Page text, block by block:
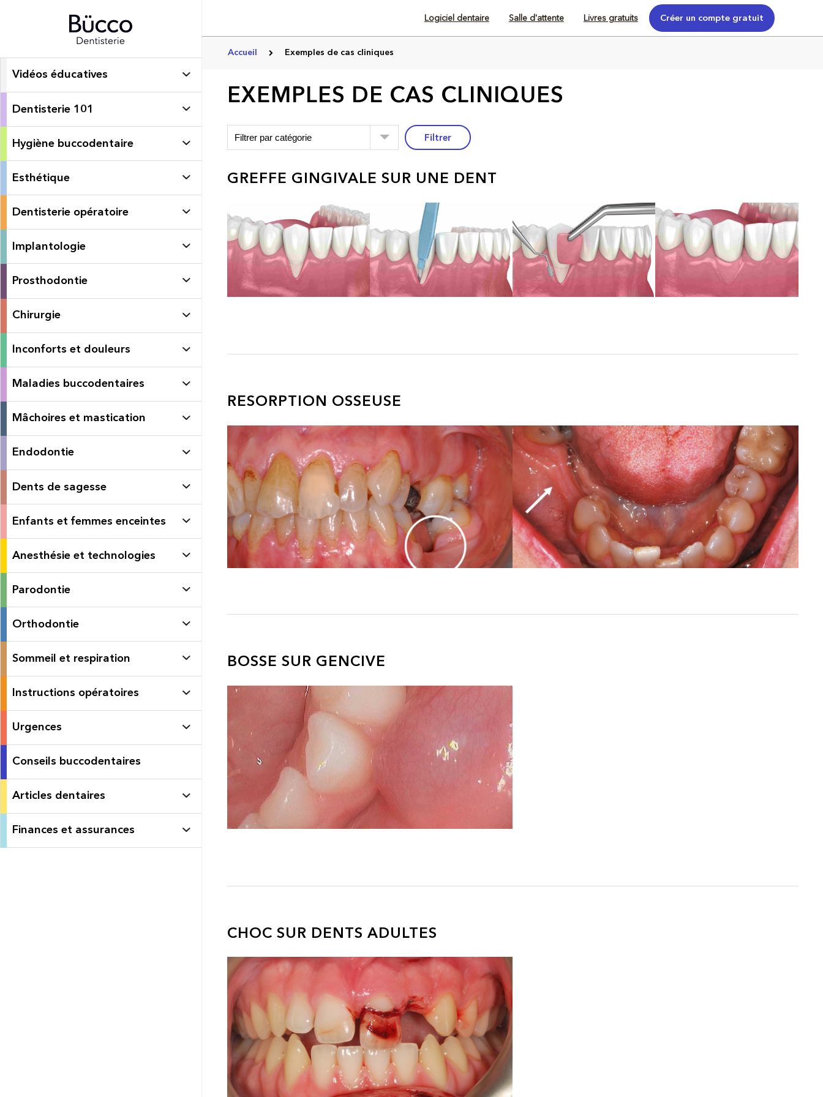
Logiciel dentaire Salle d'attente Livres gratuits Créer un compte gratuit
Vidéos éducatives
Dentisterie 101
Hygiène buccodentaire
Esthétique
Dentisterie opératoire
Implantologie
Prosthodontie
Chirurgie
Inconforts et douleurs
Maladies buccodentaires
Mâchoires et mastication
Endodontie
Dents de sagesse
Enfants et femmes enceintes
Anesthésie et technologies
Parodontie
Orthodontie
Sommeil et respiration
Instructions opératoires
Urgences
Conseils buccodentaires
Articles dentaires
Finances et assurances
Accueil Exemples de cas cliniques
EXEMPLES DE CAS CLINIQUES
Filtrer
GREFFE GINGIVALE SUR UNE DENT
RESORPTION OSSEUSE
BOSSE SUR GENCIVE
CHOC SUR DENTS ADULTES